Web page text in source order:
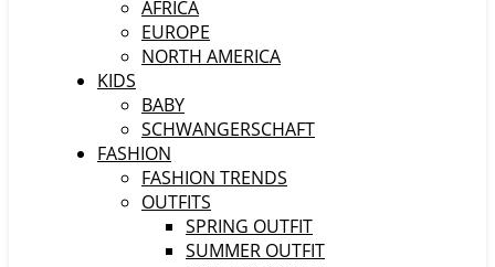
AFRICA
EUROPE
NORTH AMERICA
KIDS
BABY
SCHWANGERSCHAFT
FASHION
FASHION TRENDS
OUTFITS
SPRING OUTFIT
SUMMER OUTFIT